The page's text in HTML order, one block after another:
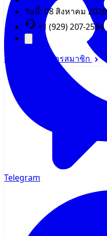
วันนี้: 08 สิงหาคม 2026
+1 (929) 207-2584
เข้าสู่ระบบ สมัครสมาชิก
Telegram